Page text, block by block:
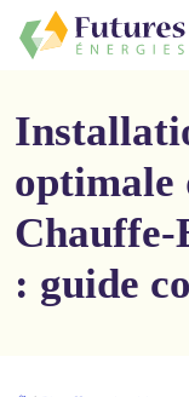
optimale
Chauffe-
: guide